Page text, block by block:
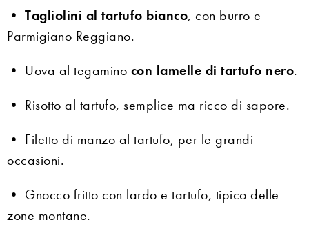
• Tagliolini al tartufo bianco, con burro e
Parmigiano Reggiano.
• Uova al tegamino con lamelle di tartufo nero.
• Risotto al tartufo, semplice ma ricco di sapore.
• Filetto di manzo al tartufo, per le grandi
occasioni.
• Gnocco fritto con lardo e tartufo, tipico delle
zone montane.